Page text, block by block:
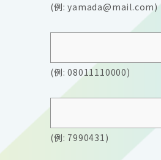
(例: yamada@mail.com)
(例: 08011110000)
(例: 7990431)